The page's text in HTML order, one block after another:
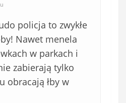
policja to zwykłe
Nawet menela
w parkach i
zabierają tylko
obracają łby w